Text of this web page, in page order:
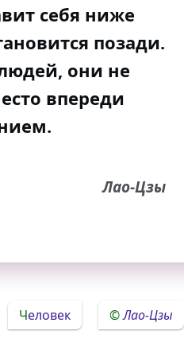
себя ниже
позади.
они не
впереди
Лао-Цзы
Человек Лао-Цзы